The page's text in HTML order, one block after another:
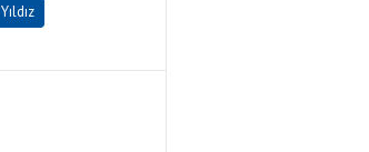
Yıldız